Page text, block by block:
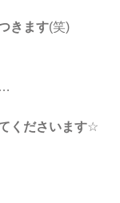
きます(笑)
くださいます☆